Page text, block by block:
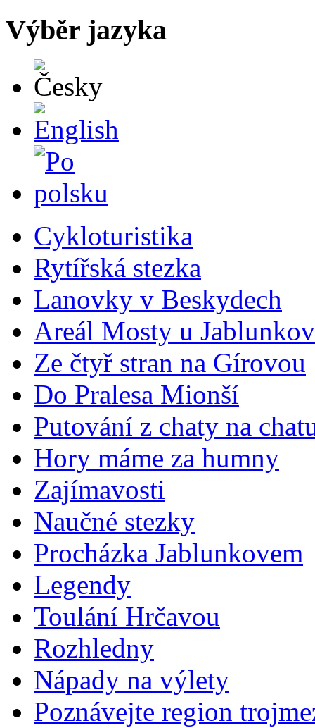
Výběr jazyka
Cykloturistika
Rytířská stezka
Lanovky v Beskydech
Areál Mosty u
Ze čtyř stran na Gírovou
Do Pralesa Mionší
Putování z chaty na
Hory máme za humny
Zajímavosti
Naučné stezky
Procházka Jablunkovem
Legendy
Toulání Hrčavou
Rozhledny
Nápady na výlety
Poznávejte region